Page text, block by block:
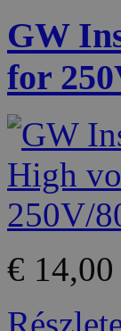
GW
for
€ 14,00